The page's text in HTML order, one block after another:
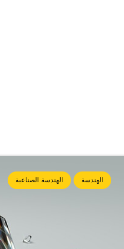
الهندسة الهندسة الصناعية